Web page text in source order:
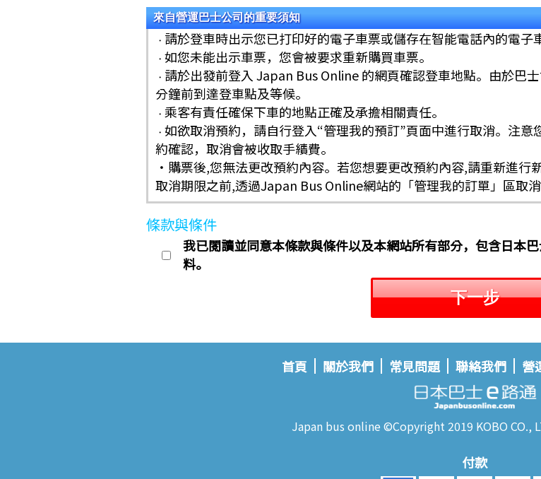
來自營運巴士公司的重要須知
・ 請於登車時出示您已打印好的電子車票或儲存在智能電話內的電子
・ 如您未能出示車票，您會被要求重新購買車票。
・ 請於出發前登入 Japan Bus Online 的網頁確認登車地點。由於巴
分鐘前到達登車點及等候。
・ 乘客有責任確保下車的地點正確及承擔相關責任。
・ 如欲取消預約，請自行登入“管理我的預訂”頁面中進行取消。注
約確認，取消會被收取手續費。
・購票後,您無法更改預約內容。若您想要更改預約內容,請重新進
取消期限之前,透過Japan Bus Online網站的「管理我的訂單」區取消
條款與條件
我已閱讀並同意本條款與條件以及本網站所有部分，包含日本
料。
下一步
首頁 關於我們 常見問題 聯絡我們 營
Japan bus online ©Copyright 2019 KOBO CO.,
付款